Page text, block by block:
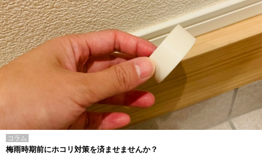
コラム
梅雨時期前にホコリ対策を済ませませんか？